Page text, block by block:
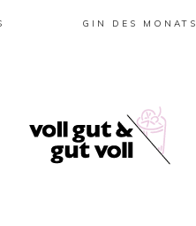
GIN DES MONATS